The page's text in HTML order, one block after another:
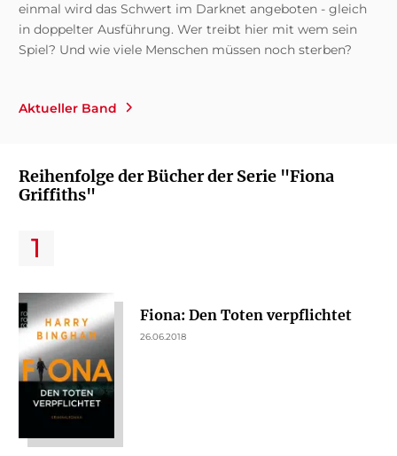
einmal wird das Schwert im Darknet angeboten - gleich
in doppelter Ausführung. Wer treibt hier mit wem sein
Spiel? Und wie viele Menschen müssen noch sterben?
Aktueller Band
Reihenfolge der Bücher der Serie "Fiona
Griffiths"
Fiona: Den Toten verpflichtet
26.06.2018